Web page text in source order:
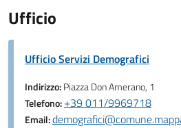
Ufficio
Ufficio Servizi Demografici
Indirizzo:Piazza Don Amerano, 1
Telefono:+39 011/9969718
Email: